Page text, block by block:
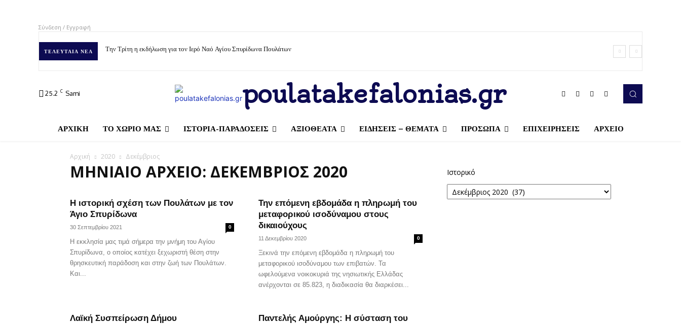
Σύνδεση / Εγγραφή
ΤΕΛΕΥΤΑΊΑ ΝΈΑ Την Τρίτη η εκδήλωση για τον Ιερό Ναό Αγίου Σπυρίδωνα Πουλάτων
25.2 C Sami poulatakefalonias.gr
ΑΡΧΙΚΗ ΤΟ ΧΩΡΙΟ ΜΑΣ ΙΣΤΟΡΙΑ-ΠΑΡΑΔΟΣΕΙΣ ΑΞΙΟΘΕΑΤΑ ΕΙΔΗΣΕΙΣ – ΘΕΜΑΤΑ ΠΡΟΣΩΠΑ ΕΠΙΧΕΙΡΗΣΕΙΣ ΑΡΧΕΙΟ
Αρχική 2020 Δεκέμβριος
ΜΗΝΙΑΊΟ ΑΡΧΕΊΟ: ΔΕΚΈΜΒΡΙΟΣ 2020
Η ιστορική σχέση των Πουλάτων με τον
Άγιο Σπυρίδωνα
30 Σεπτεμβρίου 2021 0
Η εκκλησία μας τιμά σήμερα την μνήμη του Αγίου
Σπυρίδωνα, ο οποίος κατέχει ξεχωριστή θέση στην
θρησκευτική παράδοση και στην ζωή των Πουλάτων.
Και...
Την επόμενη εβδομάδα η πληρωμή του
μεταφορικού ισοδύναμου στους
δικαιούχους
11 Δεκεμβρίου 2020 0
Ξεκινά την επόμενη εβδομάδα η πληρωμή του
μεταφορικού ισοδύναμου των επιβατών. Τα
ωφελούμενα νοικοκυριά της νησιωτικής Ελλάδας
ανέρχονται σε 85.823, η διαδικασία θα διαρκέσει...
Λαϊκή Συσπείρωση Δήμου
Παντελής Αμούργης: Η σύσταση του
Ιστορικό